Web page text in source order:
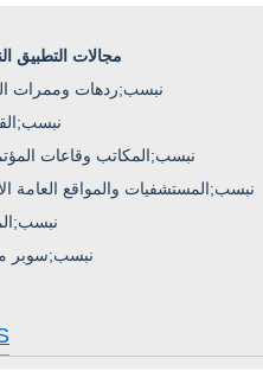
مجالات التطبيق
·&نبسب;ردهات وممرات
·&نبسب;
·&نبسب;المكاتب وقاعات
·&نبسب;المستشفيات والمواقع العامة
·&نبسب;
·&نبسب;سوبر